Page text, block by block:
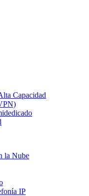
Capacidad
la Nube
IP